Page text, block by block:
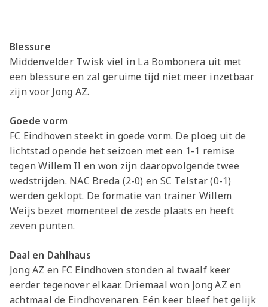
Blessure
Middenvelder Twisk viel in La Bombonera uit met
een blessure en zal geruime tijd niet meer inzetbaar
zijn voor Jong AZ.
Goede vorm
FC Eindhoven steekt in goede vorm. De ploeg uit de
lichtstad opende het seizoen met een 1-1 remise
tegen Willem II en won zijn daaropvolgende twee
wedstrijden. NAC Breda (2-0) en SC Telstar (0-1)
werden geklopt. De formatie van trainer Willem
Weijs bezet momenteel de zesde plaats en heeft
zeven punten.
Daal en Dahlhaus
Jong AZ en FC Eindhoven stonden al twaalf keer
eerder tegenover elkaar. Driemaal won Jong AZ en
achtmaal de Eindhovenaren. Eén keer bleef het gelijk